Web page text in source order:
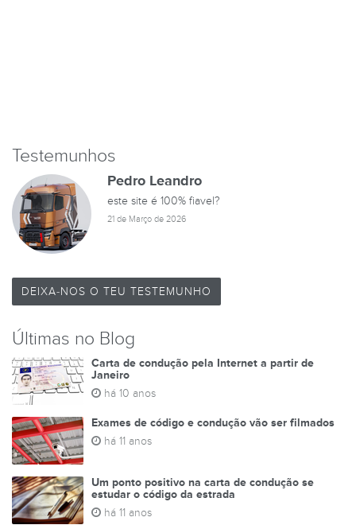
Testemunhos
Pedro Leandro
este site é 100% fiavel?
21 de Março de 2026
DEIXA-NOS O TEU TESTEMUNHO
Últimas no Blog
Carta de condução pela Internet a partir de
Janeiro
há 10 anos
Exames de código e condução vão ser filmados
há 11 anos
Um ponto positivo na carta de condução se
estudar o código da estrada
há 11 anos